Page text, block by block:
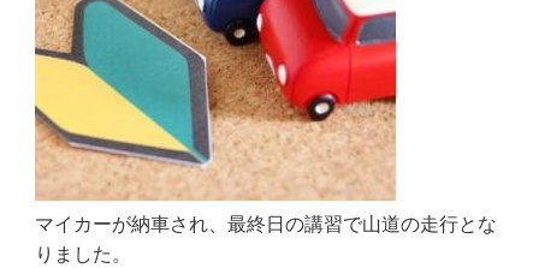
マイカーが納車され、最終日の講習で山道の走行とな
りました。